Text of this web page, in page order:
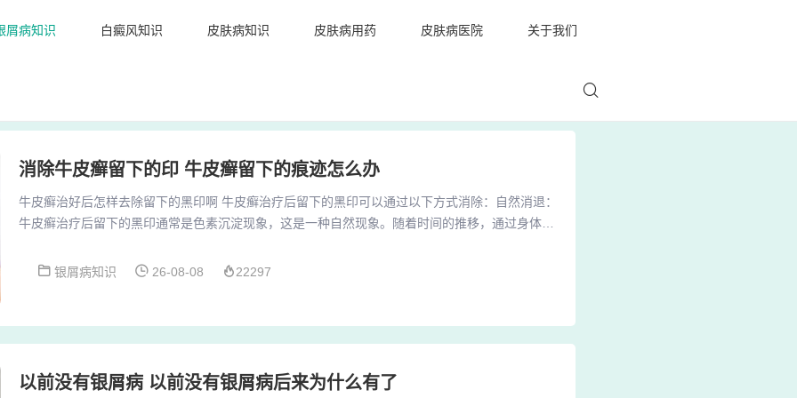
屑病知识 白癜风知识 皮肤病知识 皮肤病用药 皮肤病医院 关于我们
消除牛皮癣留下的印 牛皮癣留下的痕迹怎么办
牛皮癣治好后怎样去除留下的黑印啊 牛皮癣治疗后留下的黑印可以通过以下方式消除：自然消退：
牛皮癣治疗后留下的黑印通常是色素沉淀现象，这是一种自然现象。随着时间的推移，通过身体的
弹性的功效，同时也有助于改善疤痕状况。外界的一些物理性或其他刺激也有可能使皮肤上出现色
银屑病知识 26-08-08 22297
以前没有银屑病 以前没有银屑病后来为什么有了